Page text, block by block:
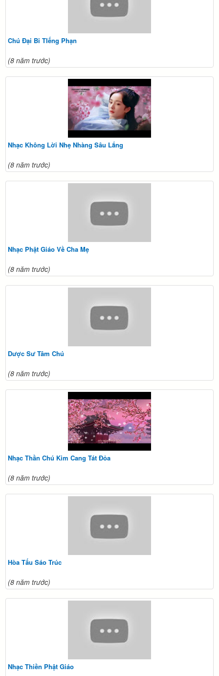
Chú Đại Bi TIếng Phạn
(8 năm trước)
Nhạc Không Lời Nhẹ Nhàng Sâu Lắng
(8 năm trước)
Nhạc Phật Giáo Về Cha Mẹ
(8 năm trước)
Dược Sư Tâm Chú
(8 năm trước)
Nhạc Thần Chú Kim Cang Tát Đỏa
(8 năm trước)
Hòa Tấu Sáo Trúc
(8 năm trước)
Nhạc Thiền Phật Giáo